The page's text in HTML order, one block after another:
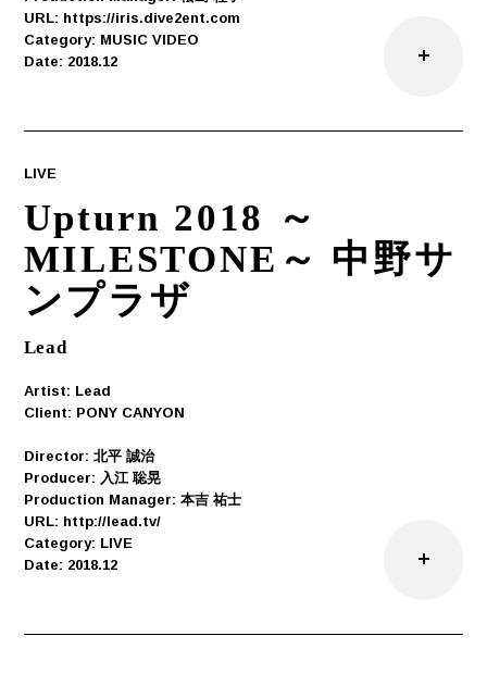
URL: https://iris.dive2ent.com
Category: MUSIC VIDEO
Date: 2018.12
LIVE
Upturn 2018 ～
MILESTONE～ 中野サ
ンプラザ
Lead
Artist: Lead
Client: PONY CANYON
Director: 北平 誠治
Producer: 入江 聡晃
Production Manager: 本吉 祐士
URL: http://lead.tv/
Category: LIVE
Date: 2018.12